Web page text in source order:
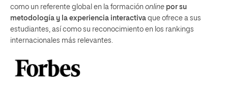
como un referente global en la formación online por su
metodología y la experiencia interactiva que ofrece a sus
estudiantes, así como su reconocimiento en los rankings
internacionales más relevantes.